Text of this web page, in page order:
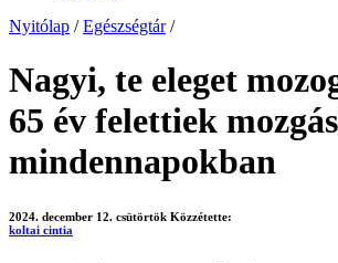
Nyitólap / Egészségtár /
Nagyi, te eleget
65 év felettiek
mindennapokban
2024. december 12. csütörtök Közzétette:
koltai cintia